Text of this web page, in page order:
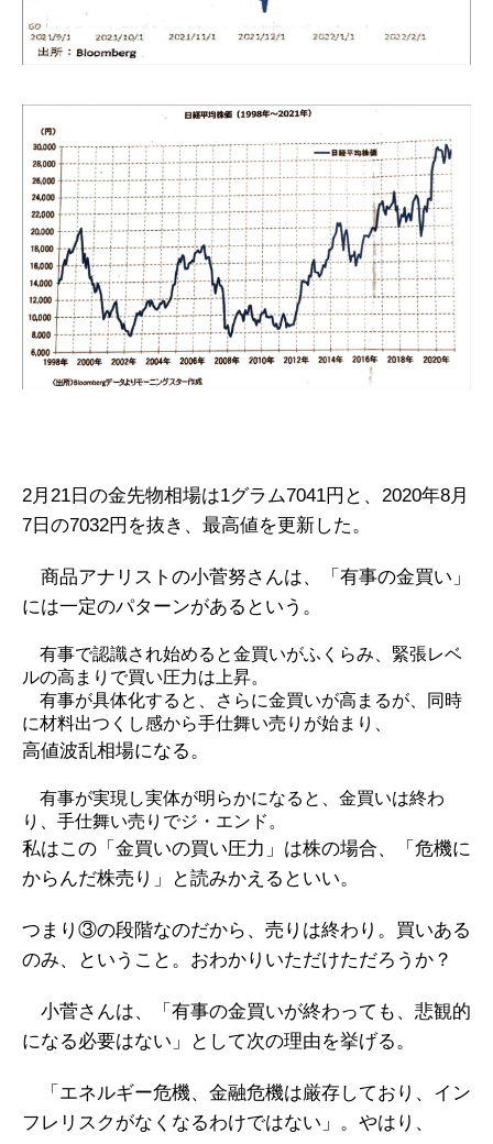
2月21日の金先物相場は1グラム7041円と、2020年8月
7日の7032円を抜き、最高値を更新した。
商品アナリストの小菅努さんは、「有事の金買い」
には一定のパターンがあるという。
有事で認識され始めると金買いがふくらみ、緊張レベ
ルの高まりで買い圧力は上昇。
有事が具体化すると、さらに金買いが高まるが、同時
に材料出つくし感から手仕舞い売りが始まり、
高値波乱相場になる。
有事が実現し実体が明らかになると、金買いは終わ
り、手仕舞い売りでジ・エンド。
私はこの「金買いの買い圧力」は株の場合、「危機に
からんだ株売り」と読みかえるといい。
つまり③の段階なのだから、売りは終わり。買いある
のみ、ということ。おわかりいただけただろうか？
小菅さんは、「有事の金買いが終わっても、悲観的
になる必要はない」として次の理由を挙げる。
「エネルギー危機、金融危機は厳存しており、イン
フレリスクがなくなるわけではない」。やはり、